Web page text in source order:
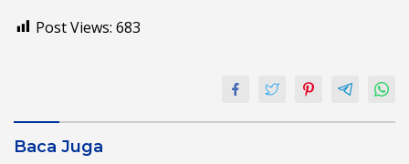
Post Views: 683
Baca Juga